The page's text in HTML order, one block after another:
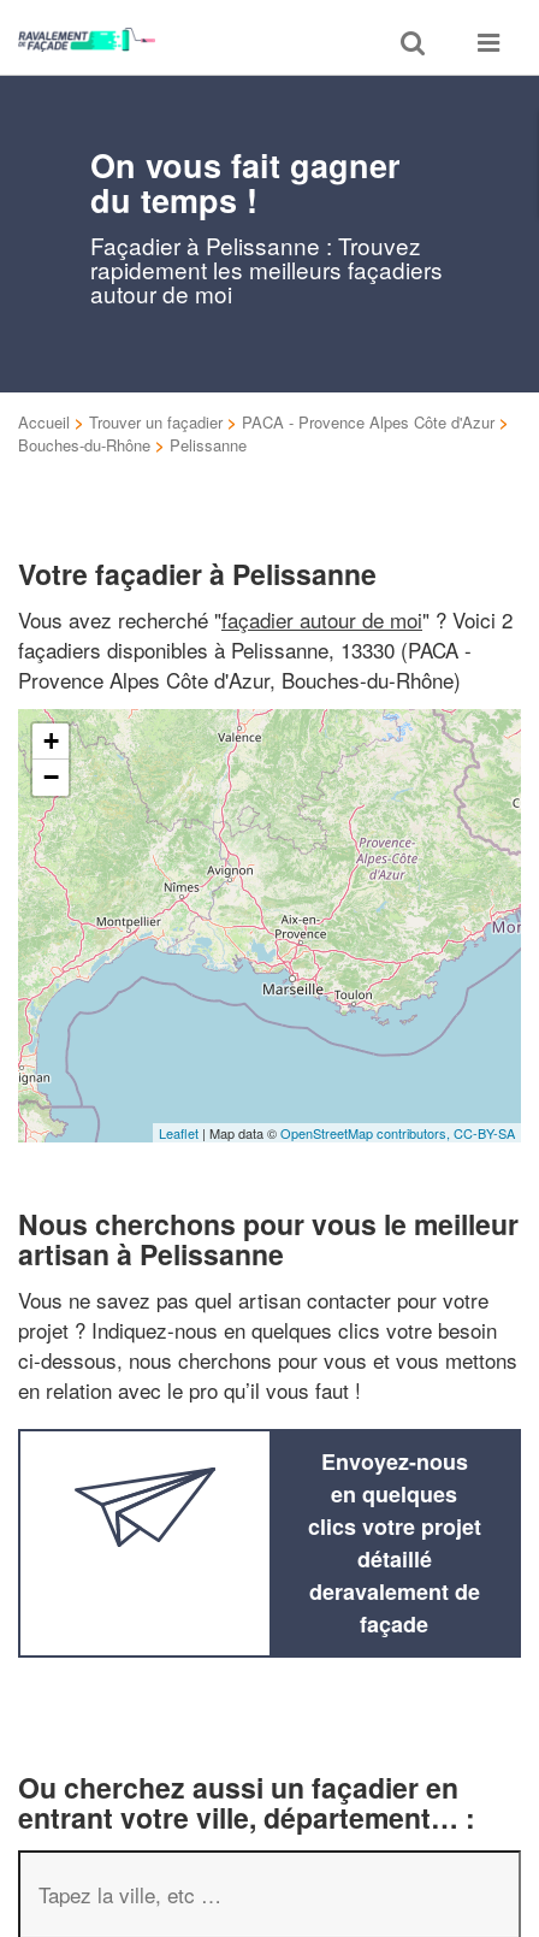
Toggle
search
Toggle
On vous fait gagner
du temps !
Façadier à Pelissanne : Trouvez
rapidement les meilleurs façadiers
autour de moi
Accueil > Trouver un façadier > PACA - Provence Alpes Côte d'Azur >
Bouches-du-Rhône > Pelissanne
Votre façadier à Pelissanne
Vous avez recherché "façadier autour de moi" ? Voici 2
façadiers disponibles à Pelissanne, 13330 (PACA -
Provence Alpes Côte d'Azur, Bouches-du-Rhône)
+
−
Leaflet | Map data ©OpenStreetMap contributors, CC-BY-SA
Nous cherchons pour vous le meilleur
artisan à Pelissanne
Vous ne savez pas quel artisan contacter pour votre
projet ? Indiquez-nous en quelques clics votre besoin
ci-dessous, nous cherchons pour vous et vous mettons
en relation avec le pro qu’il vous faut !
Envoyez-nous
en quelques
clics votre projet
détaillé
deravalement de
façade
Ou cherchez aussi un façadier en
entrant votre ville, département… :